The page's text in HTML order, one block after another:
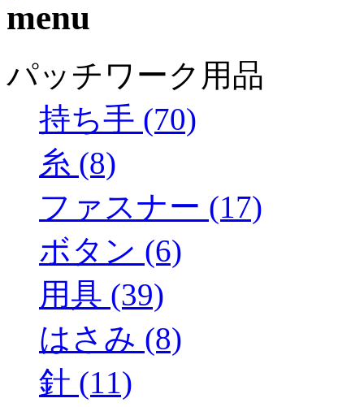
パッチワーク用品
持ち手 (70)
糸 (8)
ファスナー (17)
ボタン (6)
用具 (39)
はさみ (8)
針 (11)